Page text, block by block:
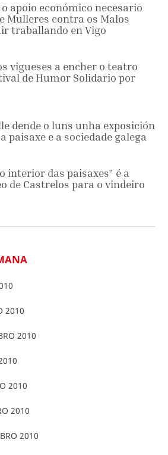
apoio económico necesario
Mulleres contra os Malos
traballando en Vigo
vigueses a encher o teatro
de Humor Solidario por
dende o luns unha exposición
paisaxe e a sociedade galega
interior das paisaxes" é a
de Castrelos para o vindeiro
2010
2010
2010
2010
2010